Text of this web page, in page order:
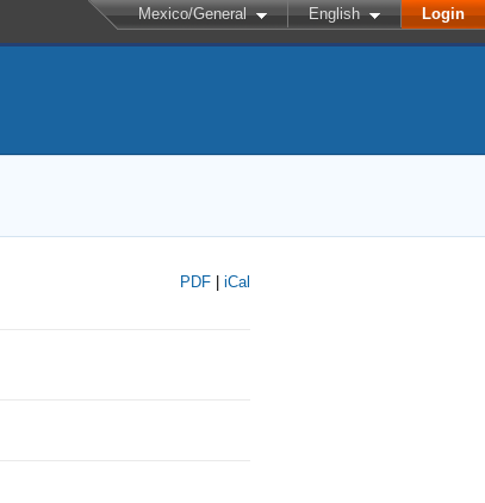
Mexico/General English Login
PDF iCal